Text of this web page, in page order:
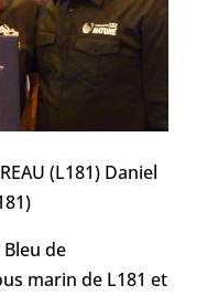
(L181) Daniel
de
marin de L181 et